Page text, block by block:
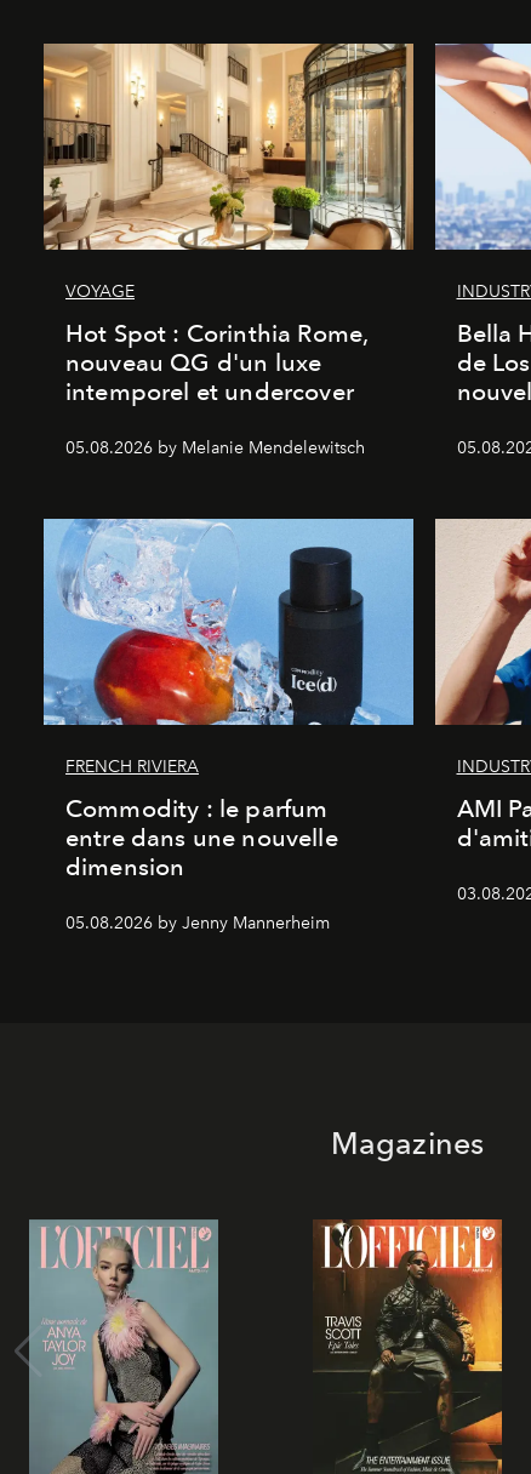
VOYAGE
Hot Spot : Corinthia Rome,
nouveau QG d'un luxe
intemporel et undercover
05.08.2026 by Melanie Mendelewitsch
Bella
de
FRENCH RIVIERA
Commodity : le parfum
entre dans une nouvelle
dimension
05.08.2026 by Jenny Mannerheim
AMI
Magazines